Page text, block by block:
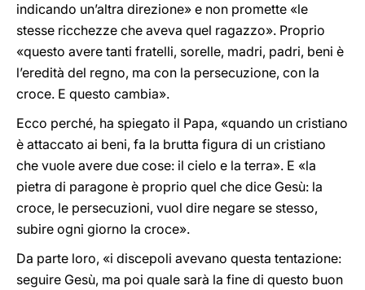
indicando un’altra direzione» e non promette «le
stesse ricchezze che aveva quel ragazzo». Proprio
«questo avere tanti fratelli, sorelle, madri, padri, beni è
l’eredità del regno, ma con la persecuzione, con la
croce. E questo cambia».
Ecco perché, ha spiegato il Papa, «quando un cristiano
è attaccato ai beni, fa la brutta figura di un cristiano
che vuole avere due cose: il cielo e la terra». E «la
pietra di paragone è proprio quel che dice Gesù: la
croce, le persecuzioni, vuol dire negare se stesso,
subire ogni giorno la croce».
Da parte loro, «i discepoli avevano questa tentazione:
seguire Gesù, ma poi quale sarà la fine di questo buon